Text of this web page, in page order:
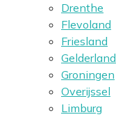
Drenthe
Flevoland
Friesland
Gelderland
Groningen
Overijssel
Limburg